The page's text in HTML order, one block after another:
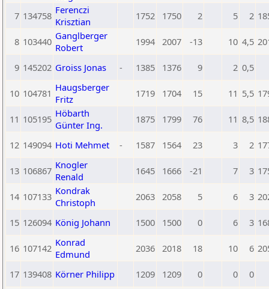
7 134758 Ferenczi
Krisztian
1752 1750 2 5 2
8 103440 Ganglberger
Robert
1994 2007 -13 10 4,5
9 145202 Groiss Jonas - 1385 1376 9 2 0,5
10 104781 Haugsberger
Fritz
1719 1704 15 11 5,5
11 105195 Höbarth
Günter Ing.
1875 1799 76 11 8,5
12 149094 Hoti Mehmet - 1587 1564 23 3 2
13 106867 Knogler
Renald
1645 1666 -21 7 3
14 107133 Kondrak
Christoph
2063 2058 5 6 3
15 126094 König Johann 1500 1500 0 6 3
16 107142 Konrad
Edmund
2036 2018 18 10 6
17 139408 Körner Philipp 1209 1209 0 0 0